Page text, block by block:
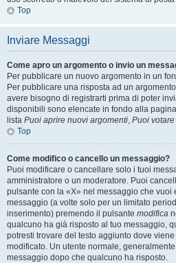
Top
Inviare Messaggi
Come apro un argomento o invio un
Per pubblicare un nuovo argomento in un
Per pubblicare una risposta ad un
avere bisogno di registrarti prima di poter
disponibili sono elencate in fondo alla
lista Puoi aprire nuovi argomenti, Puoi
Top
Come modifico o cancello un messaggio?
Puoi modificare o cancellare solo i tuoi
amministratore o un moderatore. Puoi
pulsante con la «X» nel messaggio che vuoi
messaggio (a volte solo per un limitato
inserimento) premendo il pulsante modifica
qualcuno ha già risposto al tuo messaggio,
potresti trovare del testo aggiunto dove
modificato. Un utente normale,
messaggio dopo che qualcuno ha risposto.